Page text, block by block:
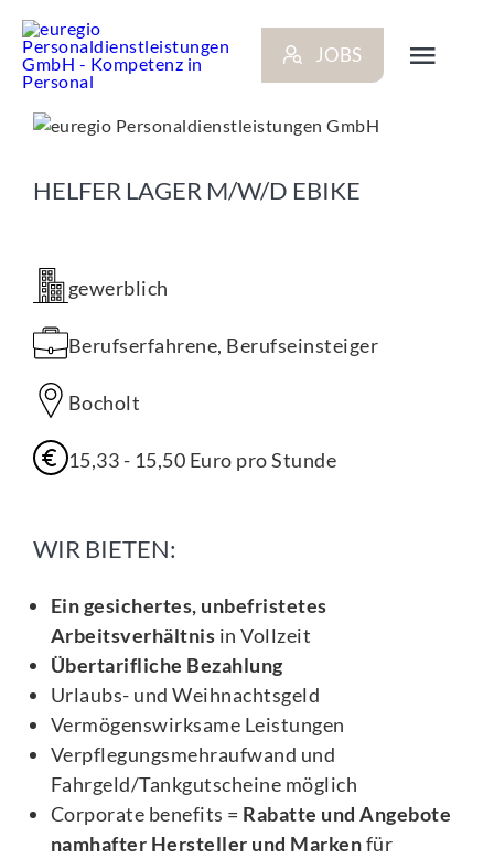
Inhalt
springen
JOBS
NEWS
STANDORTE
KONTAKT
HELFER LAGER M/W/D EBIKE
gewerblich
Berufserfahrene, Berufseinsteiger
Bocholt
15,33 - 15,50 Euro pro Stunde
WIR BIETEN:
Ein gesichertes, unbefristetes
Arbeitsverhältnis in Vollzeit
Übertarifliche Bezahlung
Urlaubs- und Weihnachtsgeld
Vermögenswirksame Leistungen
Verpflegungsmehraufwand und
Fahrgeld/Tankgutscheine möglich
Corporate benefits = Rabatte und Angebote
namhafter Hersteller und Markenfür